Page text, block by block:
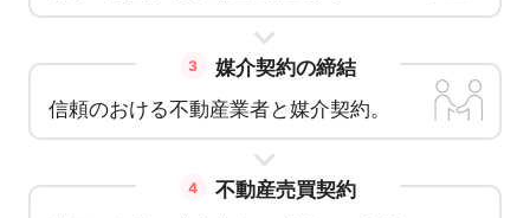
3
媒介契約の締結
信頼のおける不動産業者と媒介契約。
4
不動産売買契約